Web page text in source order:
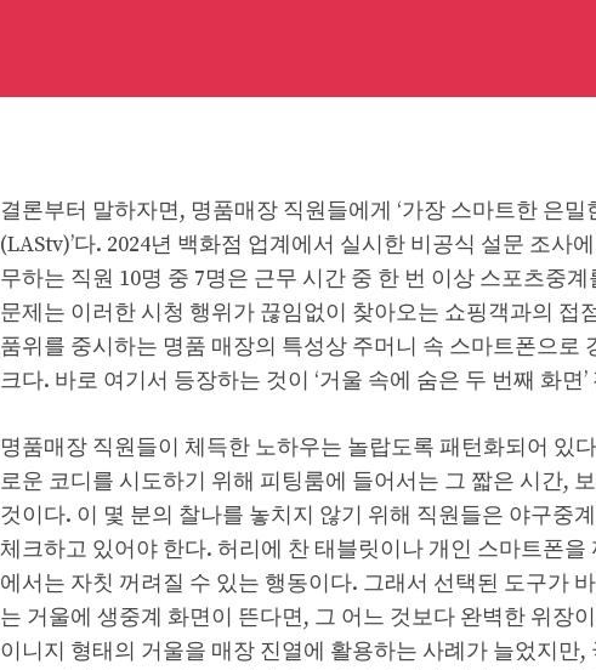
결론부터 말하자면, 명품매장 직원들에게 ‘가장 스마트한 은밀
(LAStv)’다. 2024년 백화점 업계에서 실시한 비공식 설문 조사
무하는 직원 10명 중 7명은 근무 시간 중 한 번 이상 스포츠중
문제는 이러한 시청 행위가 끊임없이 찾아오는 쇼핑객과의 접
품위를 중시하는 명품 매장의 특성상 주머니 속 스마트폰으로
크다. 바로 여기서 등장하는 것이 ‘거울 속에 숨은 두 번째 화면
명품매장 직원들이 체득한 노하우는 놀랍도록 패턴화되어 있
로운 코디를 시도하기 위해 피팅룸에 들어서는 그 짧은 시간,
것이다. 이 몇 분의 찰나를 놓치지 않기 위해 직원들은 야구중
체크하고 있어야 한다. 허리에 찬 태블릿이나 개인 스마트폰
에서는 자칫 꺼려질 수 있는 행동이다. 그래서 선택된 도구가
는 거울에 생중계 화면이 뜬다면, 그 어느 것보다 완벽한 위장
이니지 형태의 거울을 매장 진열에 활용하는 사례가 늘었지만